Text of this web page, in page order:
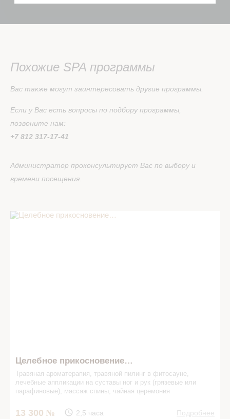
Похожие SPA программы
Вас также могут заинтересовать другие программы.
Если у Вас есть вопросы по подбору программы,
позвоните нам:
+7 812 317-17-41
Администратор проконсультирует Вас по выбору и
времени посещения.
Целебное прикосновение… в СПА салоне
Целебное прикосновение…
Травяная ароматерапия, травяной пилинг в фито­сауне,
лечебные аппликации на суставы ног и рук (грязевые или
парафиновые), массаж спины, чайная церемония
13 300 2,5 часа Подробнее